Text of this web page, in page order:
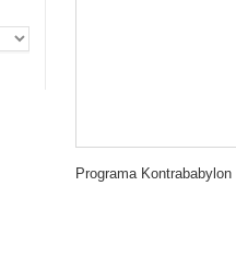
Programa Kontrababylon